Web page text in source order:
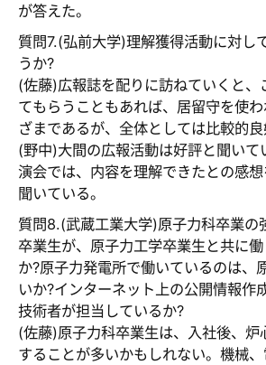
が答えた。
質問7.(弘前大学)理解獲得活動に対し
うか?
(佐藤)広報誌を配りに訪ねていくと、
てもらうこともあれば、居留守を使
ざまであるが、全体としては比較的良
(野中)大間の広報活動は好評と聞いて
演会では、内容を理解できたとの感
聞いている。
質問8.(武蔵工業大学)原子力科卒業の
卒業生が、原子力工学卒業生と共に
か?原子力発電所で働いているのは、
いか?インターネット上の公開情報作
技術者が担当しているか?
(佐藤)原子力科卒業生は、入社後、炉
することが多いかもしれない。機械、